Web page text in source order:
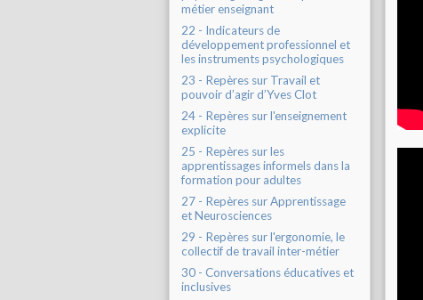
métier enseignant
22 - Indicateurs de
développement professionnel et
les instruments psychologiques
23 - Repères sur Travail et
pouvoir d’agir d’Yves Clot
24 - Repères sur l'enseignement
explicite
25 - Repères sur les
apprentissages informels dans la
formation pour adultes
27 - Repères sur Apprentissage
et Neurosciences
29 - Repères sur l'ergonomie, le
collectif de travail inter-métier
30 - Conversations éducatives et
inclusives